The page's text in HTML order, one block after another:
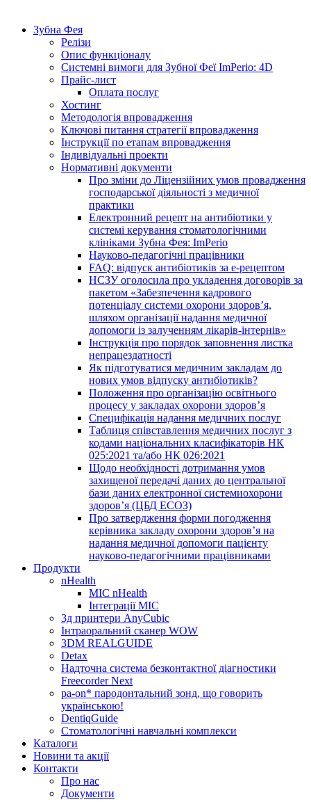
Зубна Фея
Релізи
Опис функціоналу
Системні вимоги для Зубної Феї ImPerio: 4D
Прайс-лист
Оплата послуг
Хостинг
Методологія впровадження
Ключові питання стратегії впровадження
Інструкції по етапам впровадження
Індивідуальні проекти
Нормативні документи
Про зміни до Ліцензійних умов провадження
господарської діяльності з медичної
практики
Електронний рецепт на антибіотики у
системі керування стоматологічними
клініками Зубна Фея: ImPerio
Науково-педагогічні працівники
FAQ: відпуск антибіотиків за е-рецептом
НСЗУ оголосила про укладення договорів за
пакетом «Забезпечення кадрового
потенціалу системи охорони здоров’я,
шляхом організації надання медичної
допомоги із залученням лікарів-інтернів»
Інструкція про порядок заповнення листка
непрацездатності
Як підготуватися медичним закладам до
нових умов відпуску антибіотиків?
Положення про організацію освітнього
процесу у закладах охорони здоров’я
Специфікація надання медичних послуг
Таблиця співставлення медичних послуг з
кодами національних класифікаторів НК
025:2021 та/або НК 026:2021
Щодо необхідності дотримання умов
захищеної передачі даних до центральної
бази даних електронної системиохорони
здоров’я (ЦБД ЕСОЗ)
Про затвердження форми погодження
керівника закладу охорони здоров’я на
надання медичної допомоги пацієнту
науково-педагогічними працівниками
Продукти
nHealth
МІС nHealth
Інтеграції МІС
3д принтери AnyCubic
Інтраоральний сканер WOW
3DM REALGUIDE
Detax
Надточна система безконтактної діагностики
Freecorder Next
pa-on* пародонтальний зонд, що говорить
українською!
DentiqGuide
Стоматологічні навчальні комплекси
Каталоги
Новини та акції
Контакти
Про нас
Документи